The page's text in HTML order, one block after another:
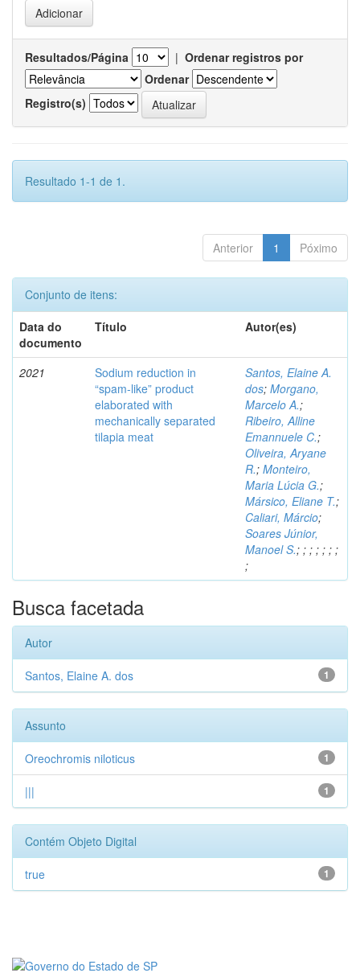
Resultados/Página | Ordenar registros por
Ordenar
Registro(s)
Resultado 1-1 de 1.
Anterior 1 Póximo
Conjunto de itens:
Data do
documento
Título Autor(es)
2021
Sodium reduction in
“spam-like” product
elaborated with
mechanically separated
tilapia meat
Santos, Elaine A.
dos; Morgano,
Marcelo A.;
Ribeiro, Alline
Emannuele C.;
Oliveira, Aryane
R.; Monteiro,
Maria Lúcia G.;
Mársico, Eliane T.;
Caliari, Márcio;
Soares Júnior,
Manoel S.; ; ; ; ; ; ;
;
Busca facetada
Autor
1
Santos, Elaine A. dos
Assunto
1
Oreochromis niloticus
1
|||
Contém Objeto Digital
1
true